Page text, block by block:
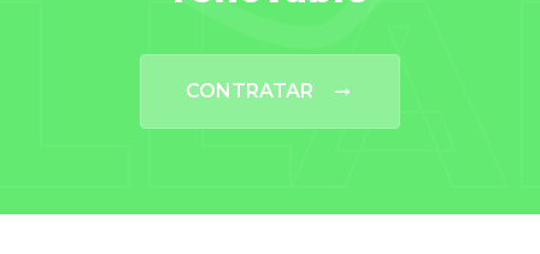
CONTRATAR